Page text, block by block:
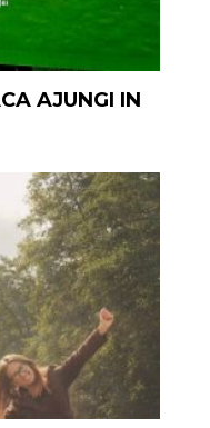
AJUNGI IN